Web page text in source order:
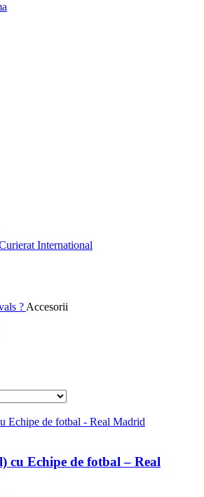
International
? Accesorii
cu Echipe de fotbal – Real